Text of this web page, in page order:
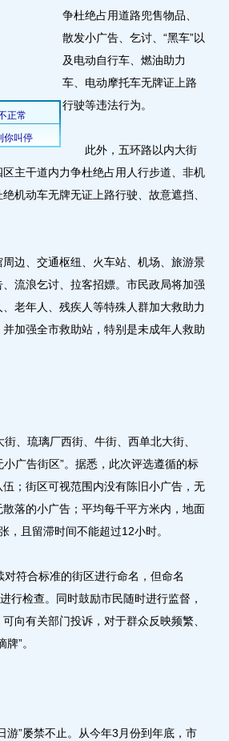
争杜绝占用道路兜售物品、
散发小广告、乞讨、“黑车”以
及电动自行车、燃油助力
车、电动摩托车无牌证上路
行驶等违法行为。
此外，五环路以内大街
主干道内力争杜绝占用人行步道、非机
机动车无牌无证上路行驶、故意遮挡、
边、交通枢纽、火车站、机场、旅游景
流浪乞讨、拉客招嫖。市民政局将加强
老年人、残疾人等特殊人群加大救助力
加强全市救助站，特别是未成年人救助
琉璃厂西街、牛街、西单北大街、
广告街区”。据悉，此次评选遵循的标
；街区可视范围内没有陈旧小广告，无
落的小广告；平均每千平方米内，地面
，且留滞时间不能超过12小时。
符合标准的街区进行命名，但命名
行检查。同时鼓励市民随时进行监督，
向有关部门投诉，对于群众反映频繁、
”。
”屡禁不止。从今年3月份到年底，市